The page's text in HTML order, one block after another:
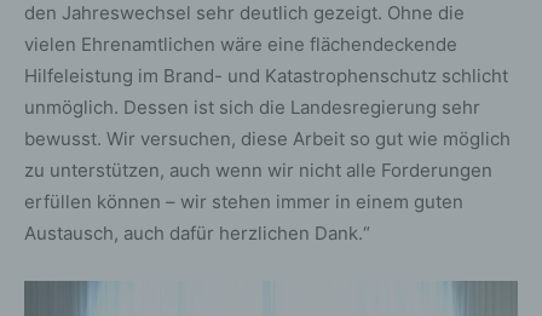
den Jahreswechsel sehr deutlich gezeigt. Ohne die
vielen Ehrenamtlichen wäre eine flächendeckende
Hilfeleistung im Brand- und Katastrophenschutz schlicht
unmöglich. Dessen ist sich die Landesregierung sehr
bewusst. Wir versuchen, diese Arbeit so gut wie möglich
zu unterstützen, auch wenn wir nicht alle Forderungen
erfüllen können – wir stehen immer in einem guten
Austausch, auch dafür herzlichen Dank.“